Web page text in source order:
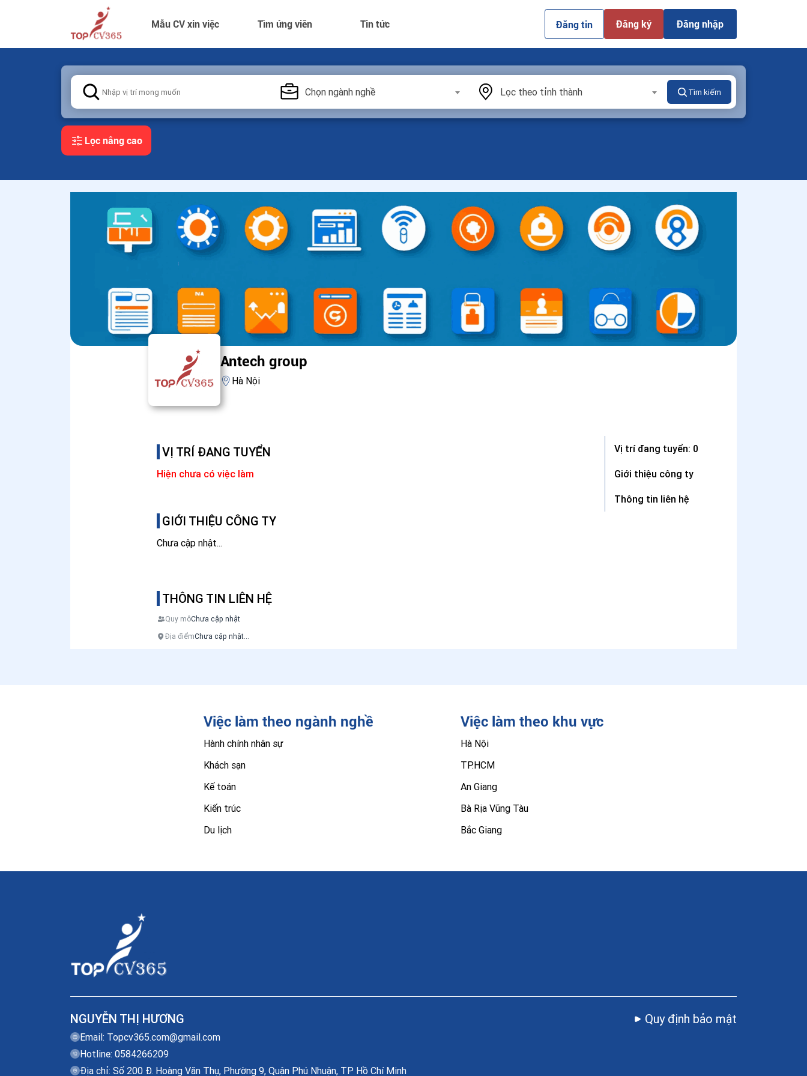
Mẫu CV xin việc Tìm ứng viên Tin tức Đăng tin Đăng ký Đăng nhập
Chọn ngành nghề Lọc theo tỉnh thành Tìm kiếm
Lọc nâng cao
Antech group
Hà Nội
VỊ TRÍ ĐANG TUYỂN
Hiện chưa có việc làm
GIỚI THIỆU CÔNG TY
Chưa cập nhật...
THÔNG TIN LIÊN HỆ
Quy môChưa cập nhật
Địa điểmChưa cập nhật...
Vị trí đang tuyển: 0
Giới thiệu công ty
Thông tin liên hệ
Việc làm theo ngành nghề
Hành chính nhân sự
Khách sạn
Kế toán
Kiến trúc
Du lịch
Việc làm theo khu vực
Hà Nội
TP.HCM
An Giang
Bà Rịa Vũng Tàu
Bắc Giang
NGUYỄN THỊ HƯƠNG
Email: Topcv365.com@gmail.com
Hotline: 0584266209
Địa chỉ: Số 200 Đ. Hoàng Văn Thụ, Phường 9, Quận Phú Nhuận, TP Hồ Chí Minh
Quy định bảo mật